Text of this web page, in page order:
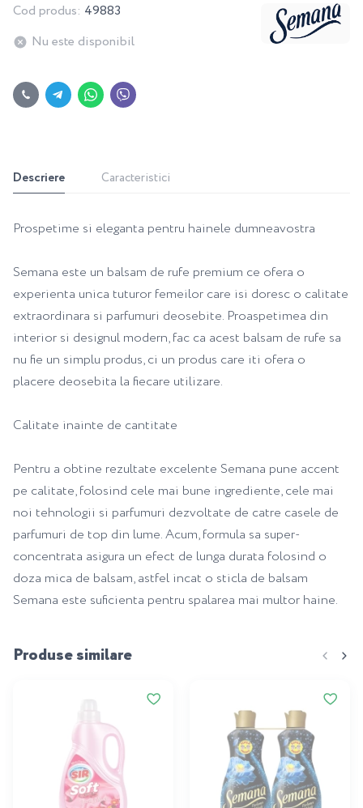
Cod produs: 49883
Nu este disponibil
Descriere Caracteristici
Prospetime si eleganta pentru hainele dumneavostra
Semana este un balsam de rufe premium ce ofera o
experienta unica tuturor femeilor care isi doresc o calitate
extraordinara si parfumuri deosebite. Proaspetimea din
interior si designul modern, fac ca acest balsam de rufe sa
nu fie un simplu produs, ci un produs care iti ofera o
placere deosebita la fiecare utilizare.
Calitate inainte de cantitate
Pentru a obtine rezultate excelente Semana pune accent
pe calitate, folosind cele mai bune ingrediente, cele mai
noi tehnologii si parfumuri dezvoltate de catre casele de
parfumuri de top din lume. Acum, formula sa super-
concentrata asigura un efect de lunga durata folosind o
doza mica de balsam, astfel incat o sticla de balsam
Semana este suficienta pentru spalarea mai multor haine.
Produse similare